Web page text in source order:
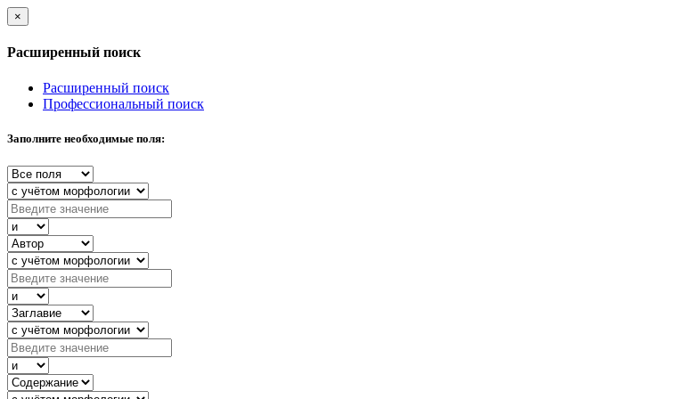
×
Расширенный поиск
Расширенный поиск
Профессиональный поиск
Заполните необходимые поля: